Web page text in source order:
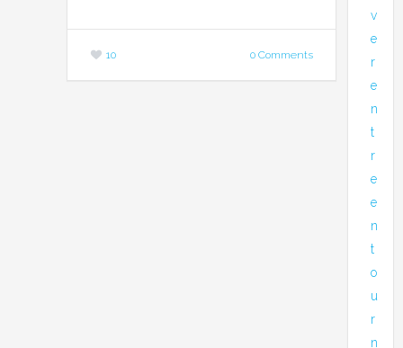
10 0 Comments
v
e
r
e
n
t
r
e
e
n
t
o
u
r
n